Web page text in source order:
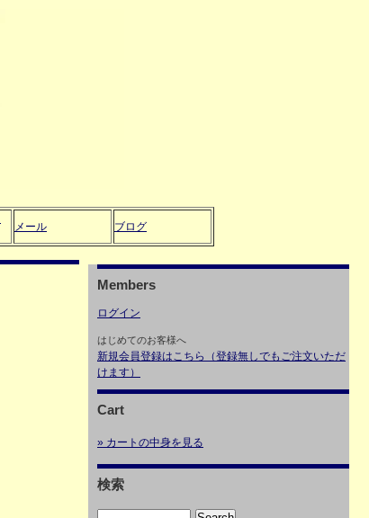
メール ブログ
Members
ログイン
はじめてのお客様へ
新規会員登録はこちら（登録無しでもご注文いただ
けます）
Cart
» カートの中身を見る
検索